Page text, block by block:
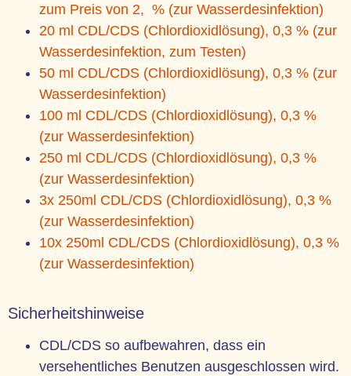
zum Preis von 2, % (zur Wasserdesinfektion)
20 ml CDL/CDS (Chlordioxidlösung), 0,3 % (zur
Wasserdesinfektion, zum Testen)
50 ml CDL/CDS (Chlordioxidlösung), 0,3 % (zur
Wasserdesinfektion)
100 ml CDL/CDS (Chlordioxidlösung), 0,3 %
(zur Wasserdesinfektion)
250 ml CDL/CDS (Chlordioxidlösung), 0,3 %
(zur Wasserdesinfektion)
3x 250ml CDL/CDS (Chlordioxidlösung), 0,3 %
(zur Wasserdesinfektion)
10x 250ml CDL/CDS (Chlordioxidlösung), 0,3 %
(zur Wasserdesinfektion)
Sicherheitshinweise
CDL/CDS so aufbewahren, dass ein
versehentliches Benutzen ausgeschlossen wird.